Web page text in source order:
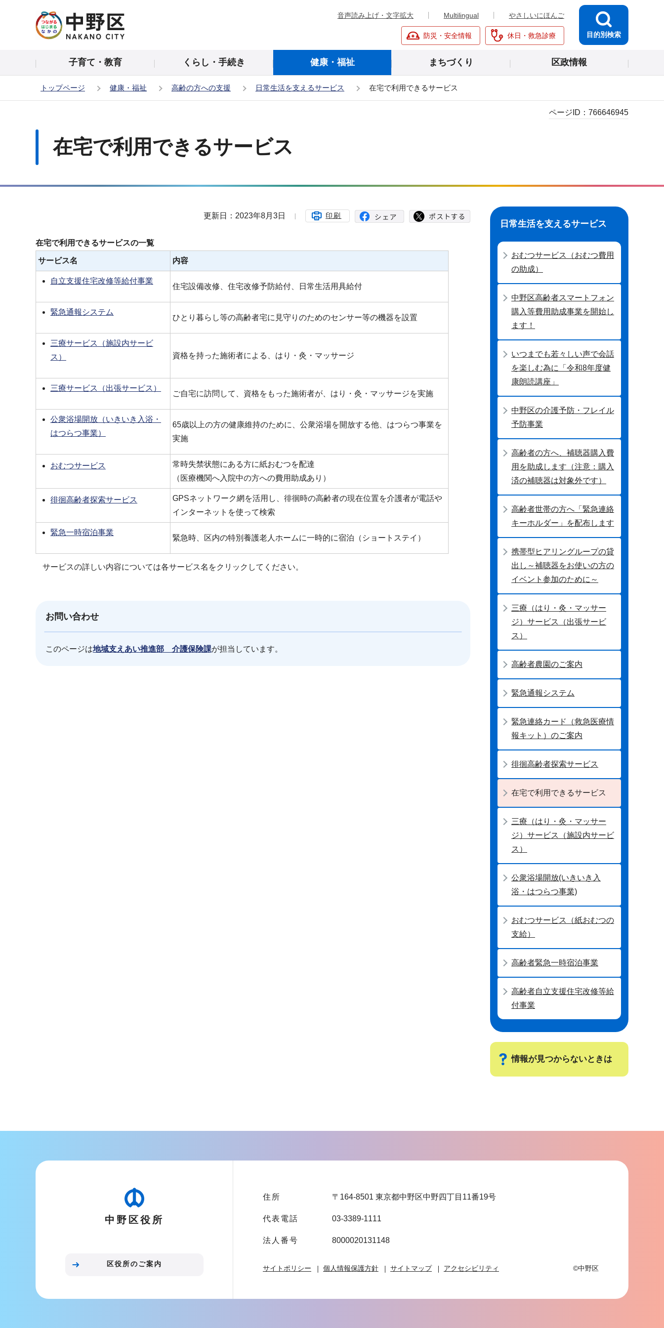
の
頭
音声読み上げ・文字拡大 Multilingual やさしいにほんご
防災・安全情報 休日・救急診療 目的別検索
子育て・教育 くらし・手続き 健康・福祉 まちづくり 区政情報
トップページ 健康・福祉 高齢の方への支援 日常生活を支えるサービス 在宅で利用できるサービス
在宅で利用できるサービス
ページID： 766646945
更新日：2023年8月3日 印刷
在宅で利用できるサービスの一覧
サービス名 内容
自立支援住宅改修等給付事業
住宅設備改修、住宅改修予防給付、日常生活用具給付
緊急通報システム
ひとり暮らし等の高齢者宅に見守りのためのセンサー等の機器を設置
三療サービス（施設内サービ
ス）
資格を持った施術者による、はり・灸・マッサージ
三療サービス（出張サービス）
ご自宅に訪問して、資格をもった施術者が、はり・灸・マッサージを実施
公衆浴場開放（いきいき入浴・
はつらつ事業）
65歳以上の方の健康維持のために、公衆浴場を開放する他、はつらつ事業を
実施
おむつサービス
常時失禁状態にある方に紙おむつを配達
（医療機関へ入院中の方への費用助成あり）
徘徊高齢者探索サービス
GPSネットワーク網を活用し、徘徊時の高齢者の現在位置を介護者が電話や
インターネットを使って検索
緊急一時宿泊事業
緊急時、区内の特別養護老人ホームに一時的に宿泊（ショートステイ）
サービスの詳しい内容については各サービス名をクリックしてください。
お問い合わせ
このページは地域支えあい推進部 介護保険課が担当しています。
ナ
ー
ョ
ら
日常生活を支えるサービス
おむつサービス（おむつ費用
の助成）
中野区高齢者スマートフォン
購入等費用助成事業を開始し
ます！
いつまでも若々しい声で会話
を楽しむ為に「令和8年度健
康朗読講座」
中野区の介護予防・フレイル
予防事業
高齢者の方へ、補聴器購入費
用を助成します（注意：購入
済の補聴器は対象外です）
高齢者世帯の方へ「緊急連絡
キーホルダー」を配布します
携帯型ヒアリングループの貸
出し～補聴器をお使いの方の
イベント参加のために～
三療（はり・灸・マッサー
ジ）サービス（出張サービ
ス）
高齢者農園のご案内
緊急通報システム
緊急連絡カード（救急医療情
報キット）のご案内
徘徊高齢者探索サービス
在宅で利用できるサービス
三療（はり・灸・マッサー
ジ）サービス（施設内サービ
ス）
公衆浴場開放(いきいき入
浴・はつらつ事業)
おむつサービス（紙おむつの
支給）
高齢者緊急一時宿泊事業
高齢者自立支援住宅改修等給
付事業
情報が見つからないときは
ー
中野区役所
区役所のご案内
住所 〒164-8501 東京都中野区中野四丁目11番19号
代表電話 03-3389-1111
法人番号 8000020131148
サイトポリシー 個人情報保護方針 サイトマップ アクセシビリティ ©中野区